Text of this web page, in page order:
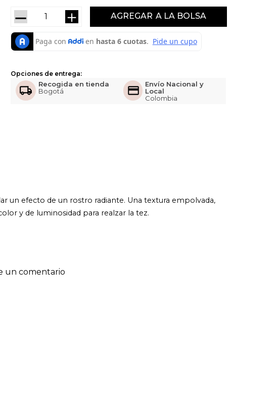
AGREGAR
＋
－
Opciones de entrega:
Recogida en tienda
Bogotá
Envío Nacional y
Local
Colombia
un efecto de un rostro radiante. Una textura empolvada,
y de luminosidad para realzar la tez.
un comentario